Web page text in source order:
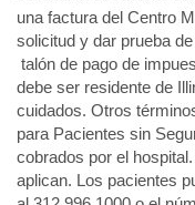
una factura del Centro
solicitud y dar prueba
talón de pago de
debe ser residente de
cuidados. Otros
para Pacientes sin
cobrados por el
aplican. Los pacientes